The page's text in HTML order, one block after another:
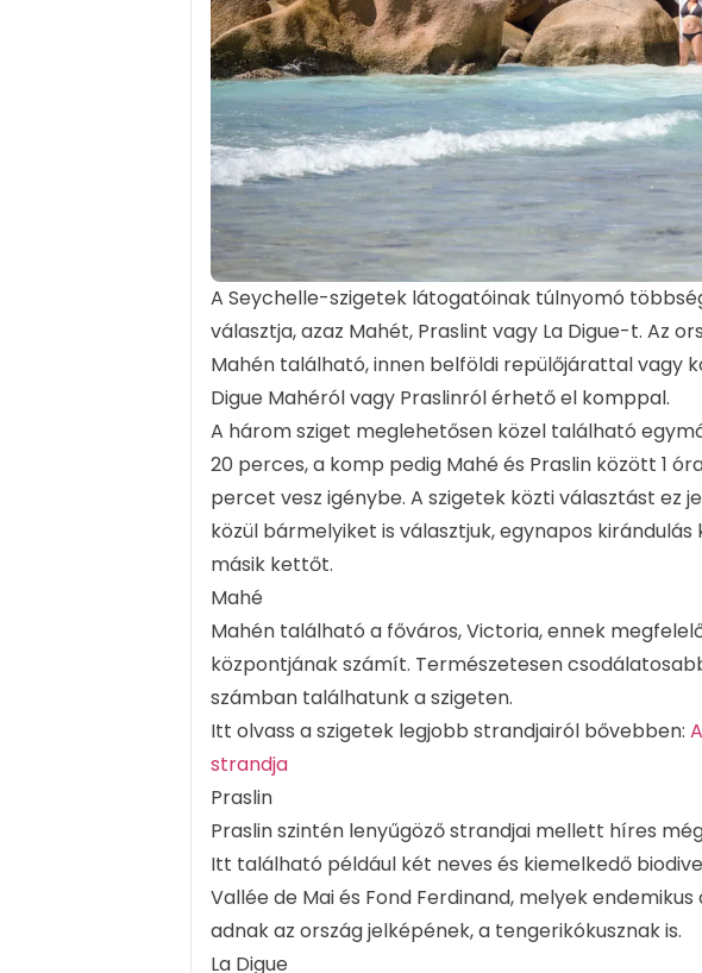
A Seychelle-szigetek látogatóinak túlnyomó
választja, azaz Mahét, Praslint vagy La Digue-t. Az
Mahén található, innen belföldi repülőjárattal vagy
Digue Mahéról vagy Praslinról érhető el komppal.
A három sziget meglehetősen közel található
20 perces, a komp pedig Mahé és Praslin között 1
percet vesz igénybe. A szigetek közti választást ez
közül bármelyiket is választjuk, egynapos
másik kettőt.
Mahé
Mahén található a főváros, Victoria, ennek
központjának számít. Természetesen
számban találhatunk a szigeten.
Itt olvass a szigetek legjobb strandjairól bővebben:
strandja
Praslin
Praslin szintén lenyűgöző strandjai mellett híres
Itt található például két neves és kiemelkedő
Vallée de Mai és Fond Ferdinand, melyek
adnak az ország jelképének, a tengerikókusznak is.
La Digue